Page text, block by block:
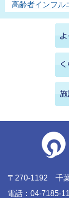
高齢者インフル
〒270-1192 千
電話：04-7185-